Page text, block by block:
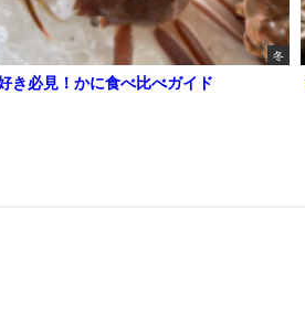
冬
き必見！かに食べ比べガイド